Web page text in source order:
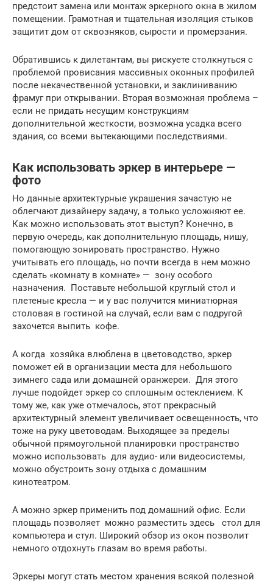
предстоит замена или монтаж эркерного окна в жилом
помещении. Грамотная и тщательная изоляция стыков
защитит дом от сквозняков, сырости и промерзания.
Обратившись к дилетантам, вы рискуете столкнуться с
проблемой провисания массивных оконных профилей
после некачественной установки, и заклиниванию
фрамуг при открывании. Вторая возможная проблема –
если не придать несущим конструкциям
дополнительной жесткости, возможна усадка всего
здания, со всеми вытекающими последствиями.
Как использовать эркер в интерьере —
фото
Но данные архитектурные украшения зачастую не
облегчают дизайнеру задачу, а только усложняют ее.
Как можно использовать этот выступ? Конечно, в
первую очередь, как дополнительную площадь, нишу,
помогающую зонировать пространство. Нужно
учитывать его площадь, но почти всегда в нем можно
сделать «комнату в комнате» — зону особого
назначения. Поставьте небольшой круглый стол и
плетеные кресла — и у вас получится миниатюрная
столовая в гостиной на случай, если вам с подругой
захочется выпить кофе.
А когда хозяйка влюблена в цветоводство, эркер
поможет ей в организации места для небольшого
зимнего сада или домашней оранжереи. Для этого
лучше подойдет эркер со сплошным остеклением. К
тому же, как уже отмечалось, этот прекрасный
архитектурный элемент увеличивает освещенность, что
тоже на руку цветоводам. Выходящее за пределы
обычной прямоугольной планировки пространство
можно использовать для аудио- или видеосистемы,
можно обустроить зону отдыха с домашним
кинотеатром.
А можно эркер применить под домашний офис. Если
площадь позволяет можно разместить здесь стол для
компьютера и стул. Широкий обзор из окон позволит
немного отдохнуть глазам во время работы.
Эркеры могут стать местом хранения всякой полезной